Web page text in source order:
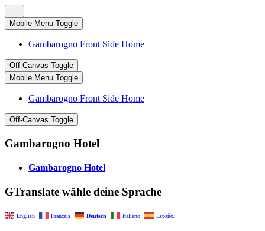
Mobile Menu Toggle
Gambarogno Front Side Home
Off-Canvas Toggle
Mobile Menu Toggle
Gambarogno Front Side Home
Off-Canvas Toggle
Gambarogno Hotel
Gambarogno Hotel
GTranslate wähle deine Sprache
English Français Deutsch Italiano Español